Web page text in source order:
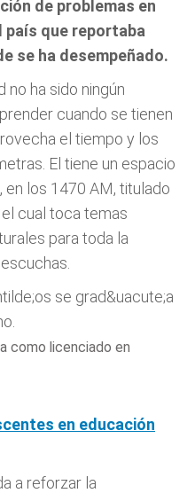
de problemas en
que reportaba
se ha desempeñado.
no ha sido ningún
cuando se tienen
el tiempo y los
El tiene un espacio
en los 1470 AM, titulado
el cual toca temas
para toda la
como licenciado en
en educación
a reforzar la